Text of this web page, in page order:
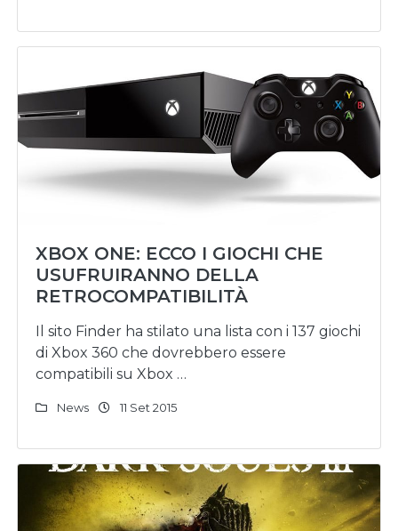
XBOX ONE: ECCO I GIOCHI CHE
USUFRUIRANNO DELLA
RETROCOMPATIBILITÀ
Il sito Finder ha stilato una lista con i 137 giochi
di Xbox 360 che dovrebbero essere
compatibili su Xbox …
News 11 Set 2015